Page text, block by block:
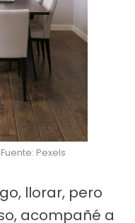
Pexels
llorar, pero
acompañé a